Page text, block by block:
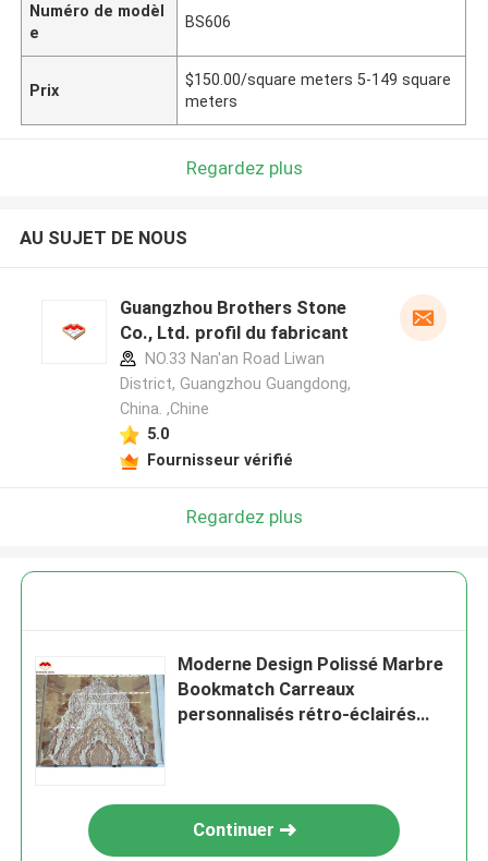
Numéro de modèl
e
BS606
Prix
$150.00/square meters 5-149 square
meters
Regardez plus
AU SUJET DE NOUS
Guangzhou Brothers Stone
Co., Ltd. profil du fabricant
NO.33 Nan'an Road Liwan
District, Guangzhou Guangdong,
China. ,Chine
5.0
Fournisseur vérifié
Regardez plus
Moderne Design Polissé Marbre
Bookmatch Carreaux
personnalisés rétro-éclairés
Continuer